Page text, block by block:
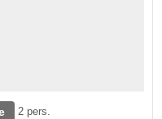
2 pers.